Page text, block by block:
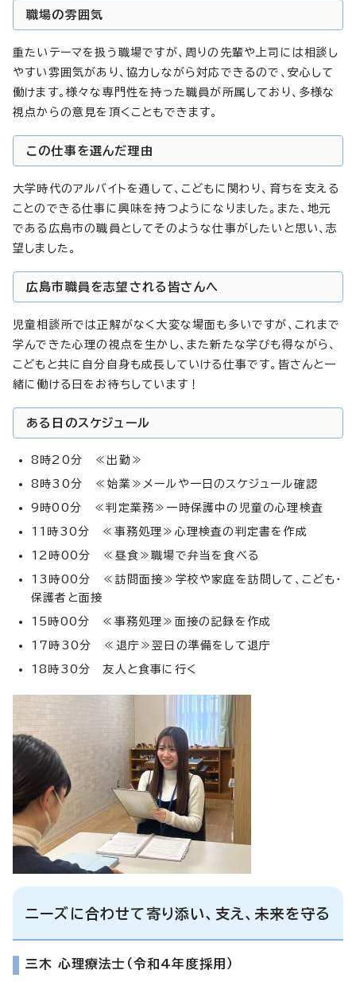
職場の雰囲気
重たいテーマを扱う職場ですが、周りの先輩や上司には相談し
やすい雰囲気があり、協力しながら対応できるので、安心して
働けます。様々な専門性を持った職員が所属しており、多様な
視点からの意見を頂くこともできます。
この仕事を選んだ理由
大学時代のアルバイトを通して、こどもに関わり、育ちを支える
ことのできる仕事に興味を持つようになりました。また、地元
である広島市の職員としてそのような仕事がしたいと思い、志
望しました。
広島市職員を志望される皆さんへ
児童相談所では正解がなく大変な場面も多いですが、これまで
学んできた心理の視点を生かし、また新たな学びも得ながら、
こどもと共に自分自身も成長していける仕事です。皆さんと一
緒に働ける日をお待ちしています！
ある日のスケジュール
8時20分 ≪出勤≫
8時30分 ≪始業≫メールや一日のスケジュール確認
9時00分 ≪判定業務≫一時保護中の児童の心理検査
11時30分 ≪事務処理≫心理検査の判定書を作成
12時00分 ≪昼食≫職場で弁当を食べる
13時00分 ≪訪問面接≫学校や家庭を訪問して、こども・
保護者と面接
15時00分 ≪事務処理≫面接の記録を作成
17時30分 ≪退庁≫翌日の準備をして退庁
18時30分 友人と食事に行く
ニーズに合わせて寄り添い、支え、未来を守る
三木 心理療法士（令和4年度採用）